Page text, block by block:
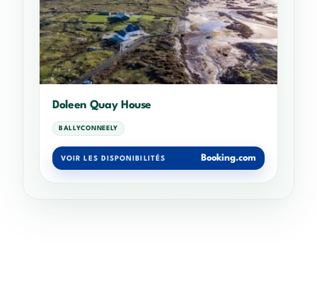
Doleen Quay House
BALLYCONNEELY
VOIR LES DISPONIBILITÉS Booking.com